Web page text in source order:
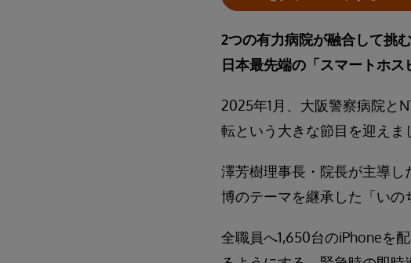
2つの有力病院が融合して挑む
日本最先端の「スマートホ
2025年1月、大阪警察病院と
転という大きな節目を迎えま
澤芳樹理事長・院長が主導
博のテーマを継承した「いの
全職員へ1,650台のiPhoneを